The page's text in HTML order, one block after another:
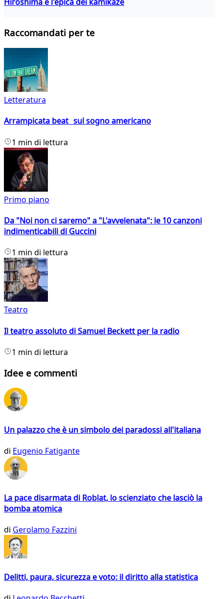
Raccomandati per te
Letteratura
Arrampicata beat sul sogno americano
1 min di lettura
Primo piano
Da "Noi non ci saremo" a "L'avvelenata": le 10 canzoni
indimenticabili di Guccini
1 min di lettura
Teatro
Il teatro assoluto di Samuel Beckett per la radio
1 min di lettura
Idee e commenti
Un palazzo che è un simbolo dei paradossi all'italiana
di Eugenio Fatigante
La pace disarmata di Roblat, lo scienziato che lasciò la
bomba atomica
di Gerolamo Fazzini
Delitti, paura, sicurezza e voto: il diritto alla statistica